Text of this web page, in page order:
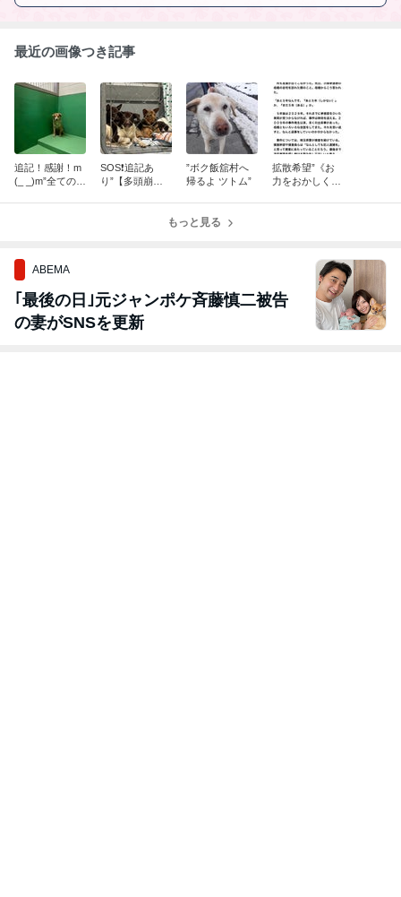
最近の画像つき記事
追記！感謝！m
(_ _)m”全ての命
SOS❗追記あ
り”【多頭崩壊
”ボク飯舘村へ
帰るよ ツトム”
拡散希望”《お
力をおかしくだ
もっと見る
ABEMA
｢最後の日｣元ジャンポケ斉藤慎二被告
の妻がSNSを更新